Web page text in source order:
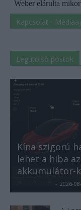
Kapcsolat -
Legutolsó postok
Kína szigorú
lehet a hiba
akkumulátor-
- 2026-